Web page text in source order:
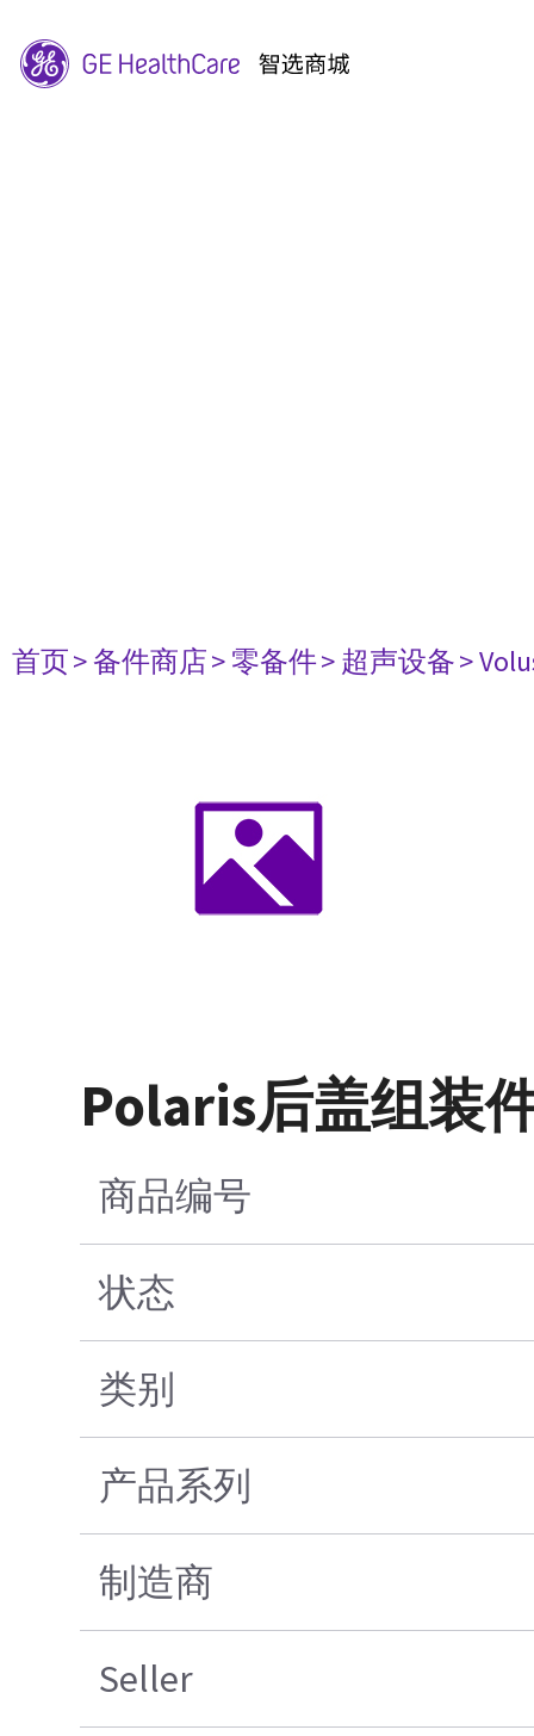
首页> 备件商店> 零备件> 超声设备>
Polaris后盖组装
商品编号
状态
类别
产品系列
制造商
Seller